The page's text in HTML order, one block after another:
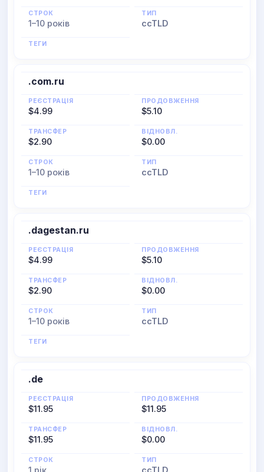
СТРОК
1–10 років
ТИП
ccTLD
ТЕГИ
.com.ru
РЕЄСТРАЦІЯ
$4.99
ПРОДОВЖЕННЯ
$5.10
ТРАНСФЕР
$2.90
ВІДНОВЛ.
$0.00
СТРОК
1–10 років
ТИП
ccTLD
ТЕГИ
.dagestan.ru
РЕЄСТРАЦІЯ
$4.99
ПРОДОВЖЕННЯ
$5.10
ТРАНСФЕР
$2.90
ВІДНОВЛ.
$0.00
СТРОК
1–10 років
ТИП
ccTLD
ТЕГИ
.de
РЕЄСТРАЦІЯ
$11.95
ПРОДОВЖЕННЯ
$11.95
ТРАНСФЕР
$11.95
ВІДНОВЛ.
$0.00
СТРОК
1 рік
ТИП
ccTLD